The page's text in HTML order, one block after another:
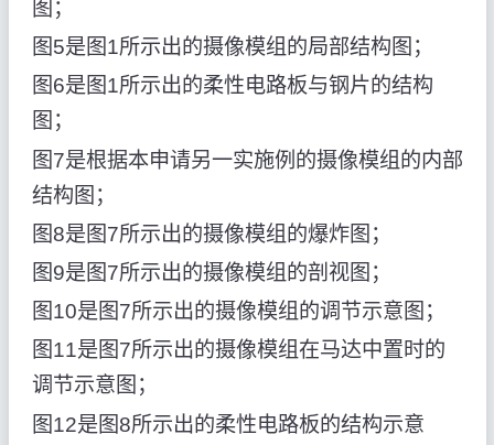
图；
图5是图1所示出的摄像模组的局部结构图；
图6是图1所示出的柔性电路板与钢片的结构
图；
图7是根据本申请另一实施例的摄像模组的内部
结构图；
图8是图7所示出的摄像模组的爆炸图；
图9是图7所示出的摄像模组的剖视图；
图10是图7所示出的摄像模组的调节示意图；
图11是图7所示出的摄像模组在马达中置时的
调节示意图；
图12是图8所示出的柔性电路板的结构示意